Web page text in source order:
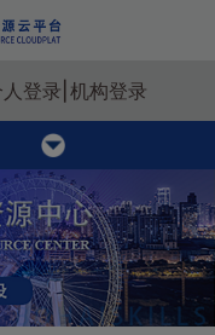
登录| 机构登录